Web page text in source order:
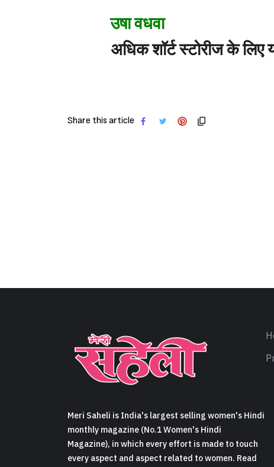
उषा वधवा
अधिक शॉर्ट स्टोरीज के लिए
Share this article
Meri Saheli is India's largest selling women's Hindi
monthly magazine (No.1 Women's Hindi
Magazine), in which every effort is made to touch
every aspect and aspect related to women. Read